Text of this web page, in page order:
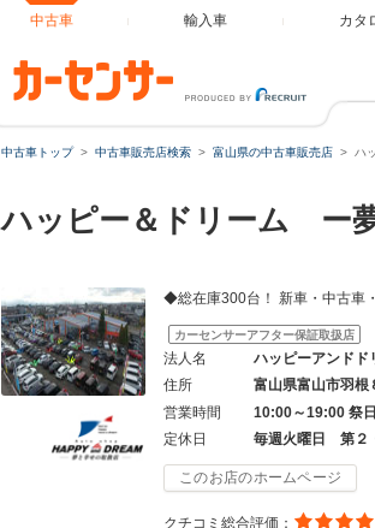
中古車 輸入車 カタ
中古車トップ 中古車販売店検索 富山県の中古車販売店 ハ
ハッピー＆ドリーム ー
◆総在庫300台！ 新車・中古車
カーセンサーアフター保証取扱店
法人名
ハッピーアンドド
住所
富山県富山市羽根
営業時間
10:00～19:00 祭
定休日
毎週火曜日 第２
このお店のホームページ
クチコミ総合評価：